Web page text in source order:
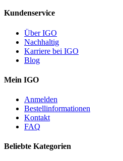
Kundenservice
Über IGO
Nachhaltig
Karriere bei IGO
Blog
Mein IGO
Anmelden
Bestellinformationen
Kontakt
FAQ
Beliebte Kategorien